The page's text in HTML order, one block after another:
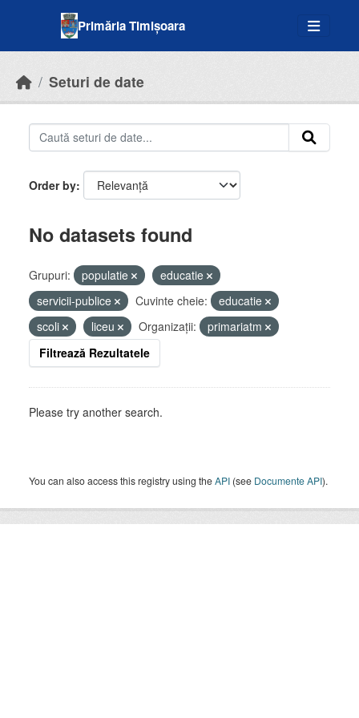
Primăria Timișoara
Seturi de date
Order by
No datasets found
Grupuri: populatie
educatie
servicii-publice
Cuvinte cheie:
educatie
scoli
liceu Organizații:
primariatm
Filtrează Rezultatele
Please try another search.
You can also access this registry using theAPI (see Documente API).